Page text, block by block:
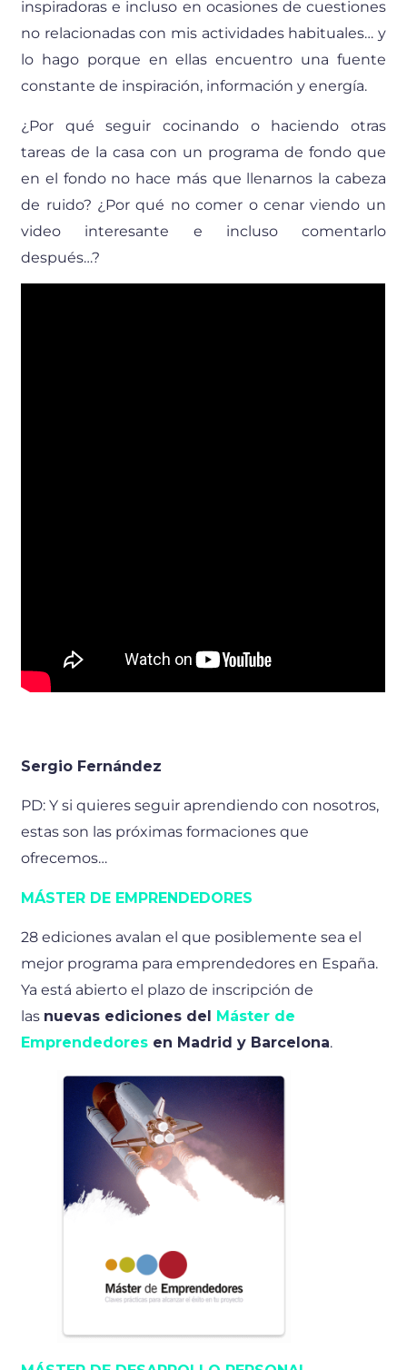
inspiradoras e incluso en ocasiones de cuestiones
no relacionadas con mis actividades habituales… y
lo hago porque en ellas encuentro una fuente
constante de inspiración, información y energía.
¿Por qué seguir cocinando o haciendo otras
tareas de la casa con un programa de fondo que
en el fondo no hace más que llenarnos la cabeza
de ruido? ¿Por qué no comer o cenar viendo un
video interesante e incluso comentarlo
después…?
Sergio Fernández
PD: Y si quieres seguir aprendiendo con nosotros,
estas son las próximas formaciones que
ofrecemos…
MÁSTER DE EMPRENDEDORES
28 ediciones avalan el que posiblemente sea el
mejor programa para emprendedores en España.
Ya está abierto el plazo de inscripción de
las nuevas ediciones del Máster de
Emprendedores en Madrid y Barcelona.